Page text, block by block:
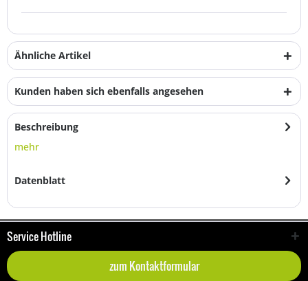
Ähnliche Artikel
Kunden haben sich ebenfalls angesehen
Beschreibung
mehr
Datenblatt
Service Hotline
zum Kontaktformular